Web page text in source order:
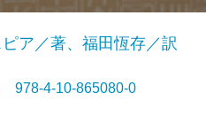
ア／著、福田恆存／訳
978-4-10-865080-0